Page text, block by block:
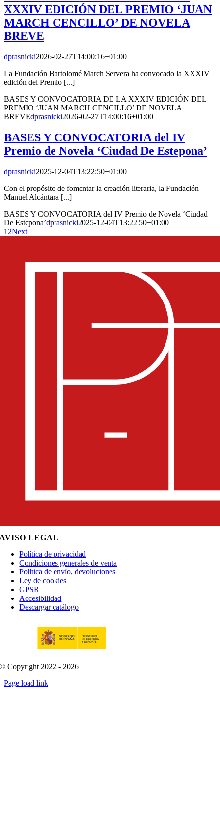
XXXIV EDICIÓN DEL PREMIO ‘JUAN
MARCH CENCILLO’ DE NOVELA
BREVE
dprasnicki2026-02-27T14:00:16+01:00
La Fundación Bartolomé March Servera ha convocado la XXXIV
edición del Premio [...]
BASES Y CONVOCATORIA DE LA XXXIV EDICIÓN DEL
PREMIO ‘JUAN MARCH CENCILLO’ DE NOVELA
BREVEdprasnicki2026-02-27T14:00:16+01:00
BASES Y CONVOCATORIA del IV
Premio de Novela ‘Ciudad De Estepona’
dprasnicki2025-12-04T13:22:50+01:00
Con el propósito de fomentar la creación literaria, la Fundación
Manuel Alcántara [...]
BASES Y CONVOCATORIA del IV Premio de Novela ‘Ciudad
De Estepona’dprasnicki2025-12-04T13:22:50+01:00
1 2Next
AVISO LEGAL
Política de privacidad
Condiciones generales de venta
Política de envío, devoluciones
Ley de cookies
GPSR
Accesibilidad
Descargar catálogo
© Copyright 2022 - 2026
Page load link